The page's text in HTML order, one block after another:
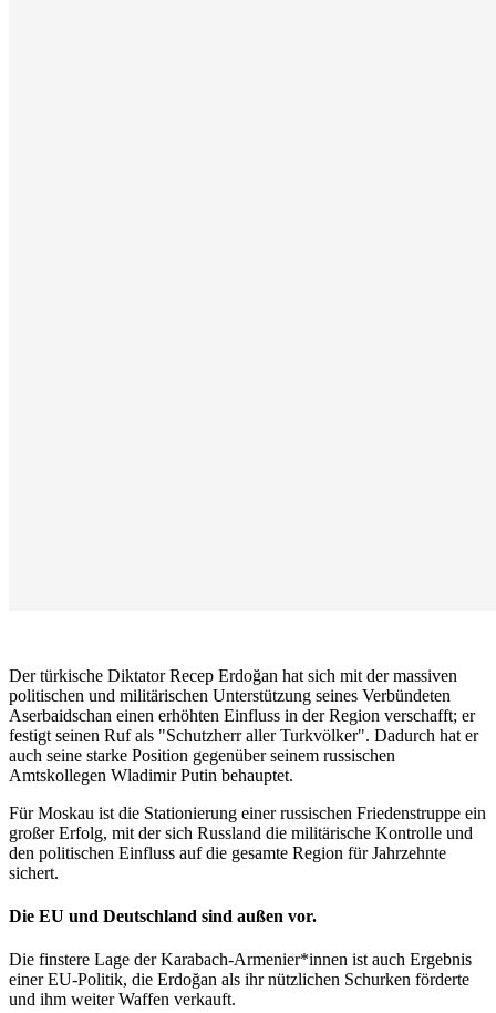
Der türkische Diktator Recep Erdoğan hat sich mit der massiven
politischen und militärischen Unterstützung seines Verbündeten
Aserbaidschan einen erhöhten Einfluss in der Region verschafft; er
festigt seinen Ruf als "Schutzherr aller Turkvölker". Dadurch hat er
auch seine starke Position gegenüber seinem russischen
Amtskollegen Wladimir Putin behauptet.
Für Moskau ist die Stationierung einer russischen Friedenstruppe ein
großer Erfolg, mit der sich Russland die militärische Kontrolle und
den politischen Einfluss auf die gesamte Region für Jahrzehnte
sichert.
Die EU und Deutschland sind außen vor.
Die finstere Lage der Karabach-Armenier*innen ist auch Ergebnis
einer EU-Politik, die Erdoğan als ihr nützlichen Schurken förderte
und ihm weiter Waffen verkauft.